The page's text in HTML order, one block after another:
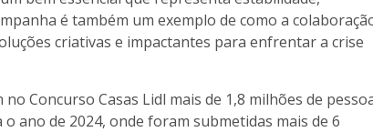
é também um exemplo de como a
criativas e impactantes para enfrentar a crise
Concurso Casas Lidl mais de 1,8 milhões de
ano de 2024, onde foram submetidas mais de 6